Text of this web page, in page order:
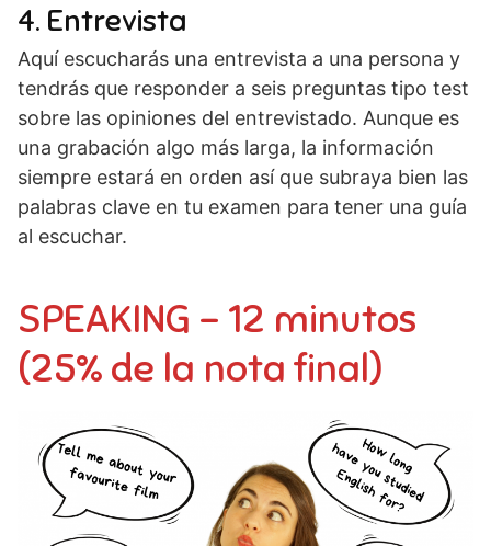
4. Entrevista
Aquí escucharás una entrevista a una persona y
tendrás que responder a seis preguntas tipo test
sobre las opiniones del entrevistado. Aunque es
una grabación algo más larga, la información
siempre estará en orden así que subraya bien las
palabras clave en tu examen para tener una guía
al escuchar.
SPEAKING – 12 minutos
(25% de la nota final)